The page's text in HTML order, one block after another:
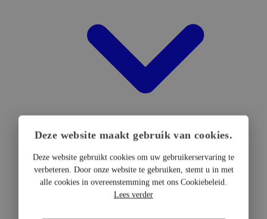
DTF Hardware
DTF Printers
Deze website maakt gebruik van cookies.
Deze website gebruikt cookies om uw gebruikerservaring te
verbeteren. Door onze website te gebruiken, stemt u in met
alle cookies in overeenstemming met ons Cookiebeleid.
Lees verder